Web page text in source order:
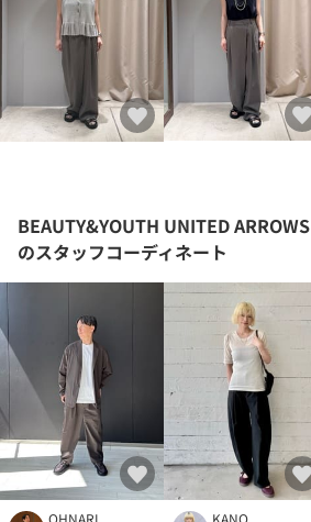
BEAUTY&YOUTH UNITED ARROWS
のスタッフコーディネート